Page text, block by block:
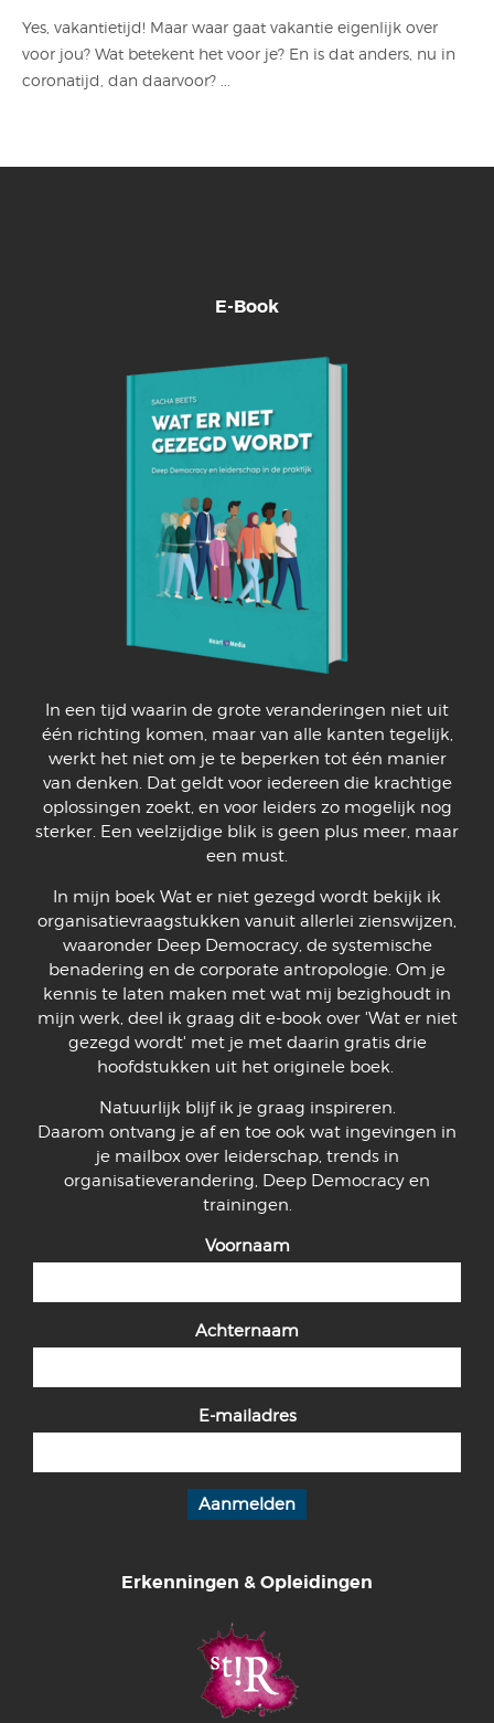
Yes, vakantietijd! Maar waar gaat vakantie eigenlijk over
voor jou? Wat betekent het voor je? En is dat anders, nu in
coronatijd, dan daarvoor? ...
E-Book
In een tijd waarin de grote veranderingen niet uit
één richting komen, maar van alle kanten tegelijk,
werkt het niet om je te beperken tot één manier
van denken. Dat geldt voor iedereen die krachtige
oplossingen zoekt, en voor leiders zo mogelijk nog
sterker. Een veelzijdige blik is geen plus meer, maar
een must.
In mijn boek Wat er niet gezegd wordt bekijk ik
organisatievraagstukken vanuit allerlei zienswijzen,
waaronder Deep Democracy, de systemische
benadering en de corporate antropologie. Om je
kennis te laten maken met wat mij bezighoudt in
mijn werk, deel ik graag dit e-book over 'Wat er niet
gezegd wordt' met je met daarin gratis drie
hoofdstukken uit het originele boek.
Natuurlijk blijf ik je graag inspireren.
Daarom ontvang je af en toe ook wat ingevingen in
je mailbox over leiderschap, trends in
organisatieverandering, Deep Democracy en
trainingen.
Voornaam
Achternaam
E-mailadres
Erkenningen & Opleidingen